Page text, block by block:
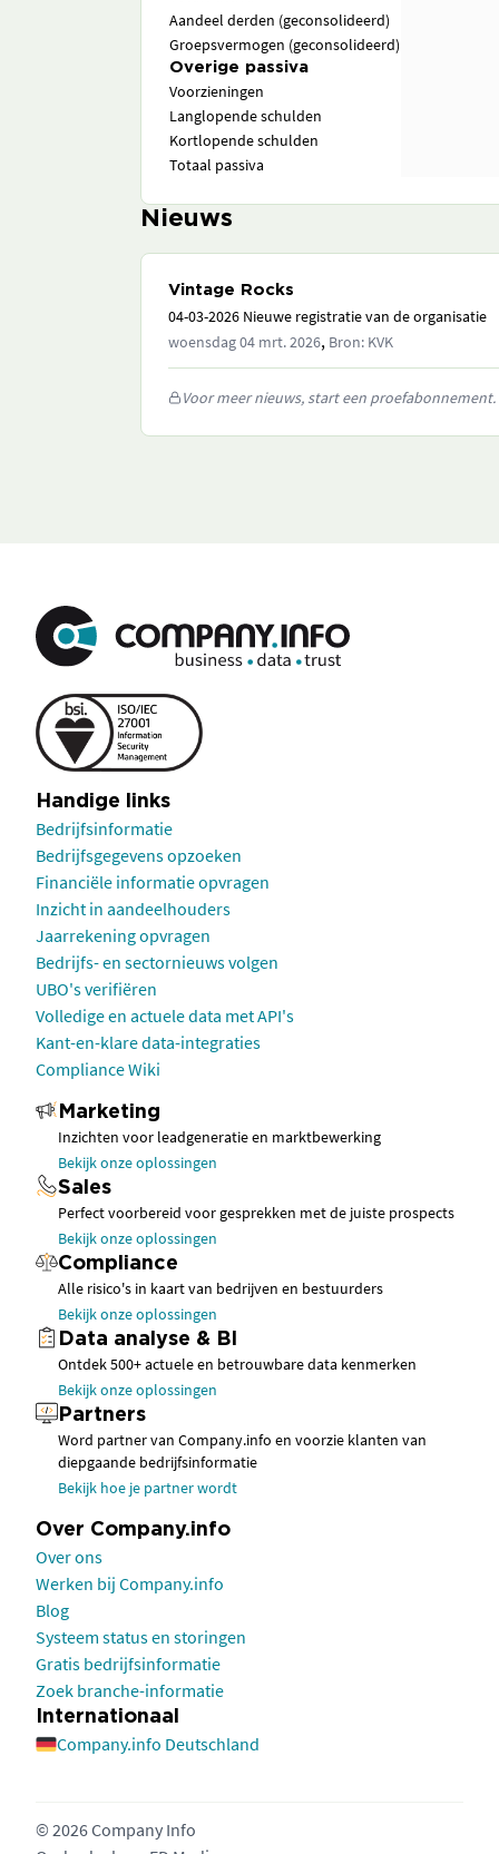
Aandeel derden (geconsolideerd)
Groepsvermogen (geconsolideerd)
Overige passiva
Voorzieningen
Langlopende schulden
Kortlopende schulden
Totaal passiva
Nieuws
Vintage Rocks
04-03-2026 Nieuwe registratie van de organisatie
woensdag 04 mrt. 2026, Bron: KVK
Voor meer nieuws, start een proefabonnement.
Handige links
Bedrijfsinformatie
Bedrijfsgegevens opzoeken
Financiële informatie opvragen
Inzicht in aandeelhouders
Jaarrekening opvragen
Bedrijfs- en sectornieuws volgen
UBO's verifiëren
Volledige en actuele data met API's
Kant-en-klare data-integraties
Compliance Wiki
Marketing
Inzichten voor leadgeneratie en marktbewerking
Bekijk onze oplossingen
Sales
Perfect voorbereid voor gesprekken met de juiste prospects
Bekijk onze oplossingen
Compliance
Alle risico's in kaart van bedrijven en bestuurders
Bekijk onze oplossingen
Data analyse & BI
Ontdek 500+ actuele en betrouwbare data kenmerken
Bekijk onze oplossingen
Partners
Word partner van Company.info en voorzie klanten van
diepgaande bedrijfsinformatie
Bekijk hoe je partner wordt
Over Company.info
Over ons
Werken bij Company.info
Blog
Systeem status en storingen
Gratis bedrijfsinformatie
Zoek branche-informatie
Internationaal
Company.info Deutschland
© 2026 Company Info